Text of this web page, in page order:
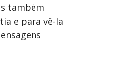
também
e para vê-la